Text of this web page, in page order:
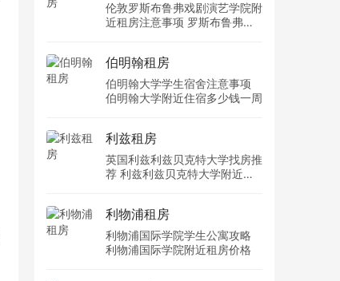
伦敦罗斯布鲁弗戏剧演艺学院附
近租房注意事项 罗斯布鲁弗戏
伯明翰租房
伯明翰大学学生宿舍注意事项
伯明翰大学附近住宿多少钱一周
利兹租房
英国利兹利兹贝克特大学找房推
荐 利兹利兹贝克特大学附近住
利物浦租房
利物浦国际学院学生公寓攻略
利物浦国际学院附近租房价格